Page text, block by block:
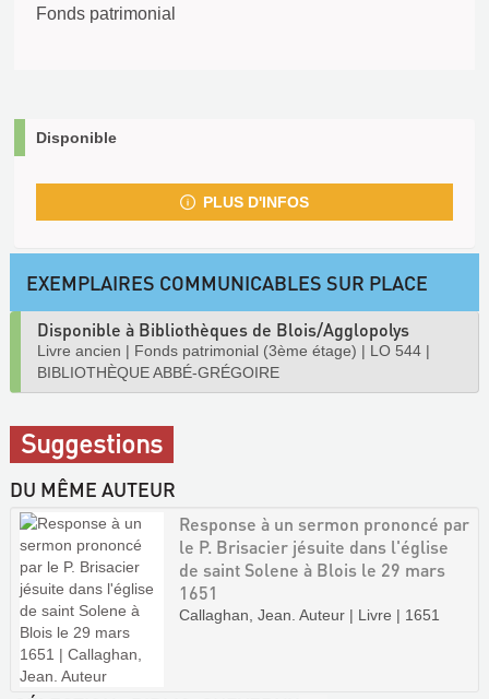
Fonds patrimonial
Disponible
PLUS D'INFOS
EXEMPLAIRES COMMUNICABLES SUR PLACE
Disponible à Bibliothèques de Blois/Agglopolys
Livre ancien | Fonds patrimonial (3ème étage) | LO 544 |
BIBLIOTHÈQUE ABBÉ-GRÉGOIRE
Suggestions
DU MÊME AUTEUR
Response à un sermon prononcé par
le P. Brisacier jésuite dans l'église
de saint Solene à Blois le 29 mars
1651
Callaghan, Jean. Auteur | Livre | 1651